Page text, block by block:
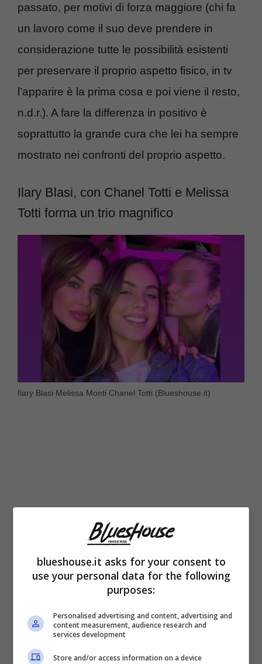
passato, per motivi di forza maggiore (chi fa
un lavoro come il suo deve prendere in
considerazione tutte le possibilità esistenti
per preservare il proprio aspetto fisico, in tv
l’apparire è la prima cosa e poi viene il resto,
n.d.r.). A fare la differenza in positivo è
soprattutto la grande cura che lei ha sempre
mostrato nei confronti del proprio aspetto.
Ilary Blasi, con Chanel Totti e Melissa
Totti forma un trio magnifico
Ilary Blasi Melissa Monti Chanel Totti (Blueshouse.it)
L’uscita ha visto anchela partecipazione di
fidanzato ufficiale di Chanel. Lui è un noto
influencer su TikTok e gestisce un negozio di
blueshouse.it asks for your consent to
use your personal data for the following
purposes:
Personalised advertising and content, advertising and
content measurement, audience research and
services development
Store and/or access information on a device